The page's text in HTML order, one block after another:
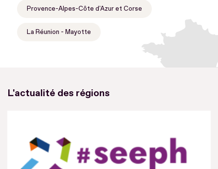
Provence-Alpes-Côte d'Azur et Corse
La Réunion - Mayotte
L'actualité des régions